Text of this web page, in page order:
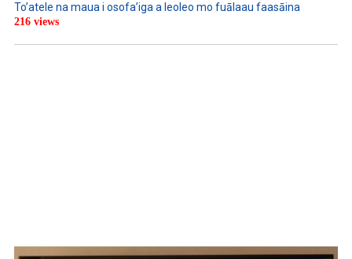
To’atele na maua i osofa’iga a leoleo mo fuālaau faasāina
216 views